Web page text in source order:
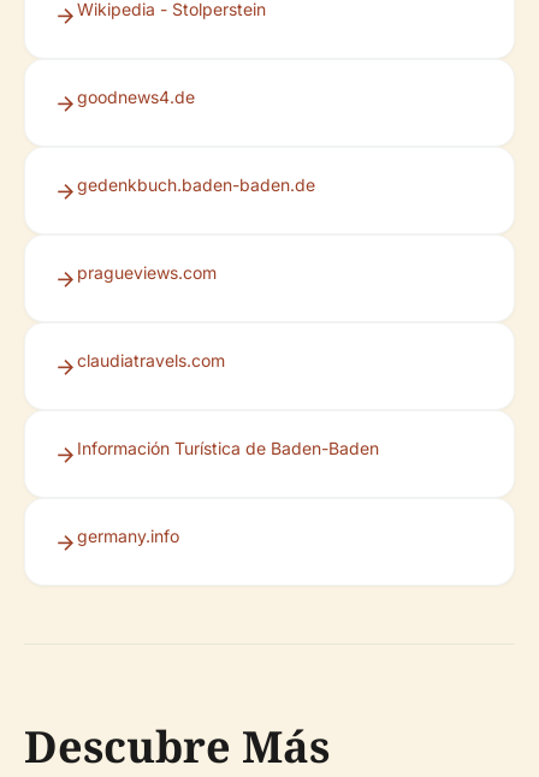
Wikipedia - Stolperstein
goodnews4.de
gedenkbuch.baden-baden.de
pragueviews.com
claudiatravels.com
Información Turística de Baden-Baden
germany.info
Descubre Más